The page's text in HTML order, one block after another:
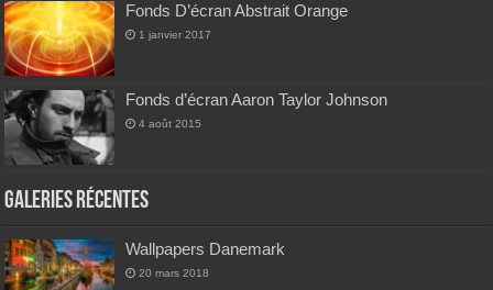
Fonds D’écran Abstrait Orange
1 janvier 2017
Fonds d’écran Aaron Taylor Johnson
4 août 2015
Galeries Récentes
Wallpapers Danemark
20 mars 2018